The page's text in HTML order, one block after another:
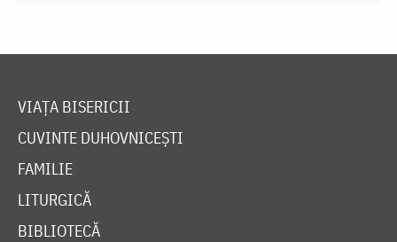
VIAȚA BISERICII
CUVINTE DUHOVNICEȘTI
FAMILIE
LITURGICĂ
BIBLIOTECĂ